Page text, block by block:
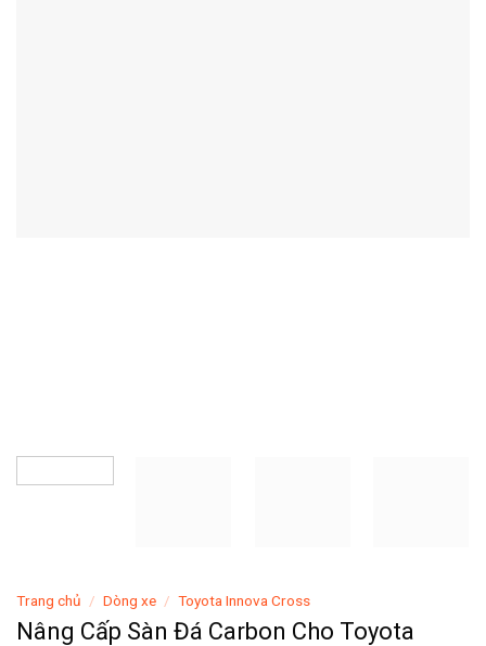
Trang chủ / Dòng xe / Toyota Innova Cross
Nâng Cấp Sàn Đá Carbon Cho Toyota